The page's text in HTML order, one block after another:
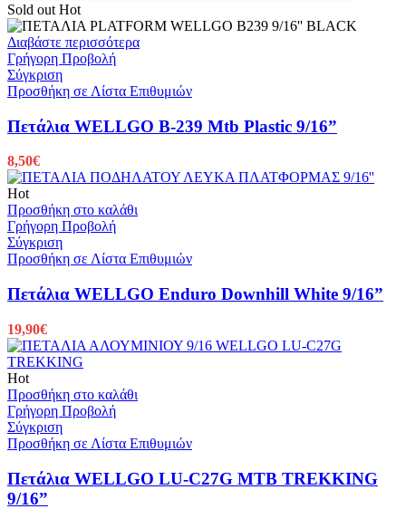
Sold out Hot
Διαβάστε περισσότερα
Γρήγορη Προβολή
Σύγκριση
Προσθήκη σε Λίστα Επιθυμιών
Πετάλια WELLGO B-239 Mtb Plastic 9/16”
8,50€
Hot
Προσθήκη στο καλάθι
Γρήγορη Προβολή
Σύγκριση
Προσθήκη σε Λίστα Επιθυμιών
Πετάλια WELLGO Enduro Downhill White 9/16”
19,90€
Hot
Προσθήκη στο καλάθι
Γρήγορη Προβολή
Σύγκριση
Προσθήκη σε Λίστα Επιθυμιών
Πετάλια WELLGO LU-C27G MTB TREKKING
9/16”